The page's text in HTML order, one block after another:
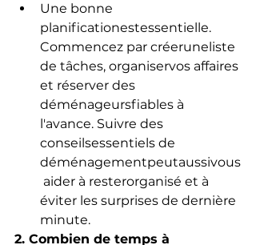
Une bonne
planificationestessentielle.
Commencez par créeruneliste
de tâches, organiservos affaires
et réserver des
déménageursfiables à
l'avance. Suivre des
conseilsessentiels de
déménagementpeutaussivous
aider à resterorganisé et à
éviter les surprises de dernière
minute.
2. Combien de temps à